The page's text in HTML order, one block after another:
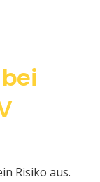
Risiko aus.